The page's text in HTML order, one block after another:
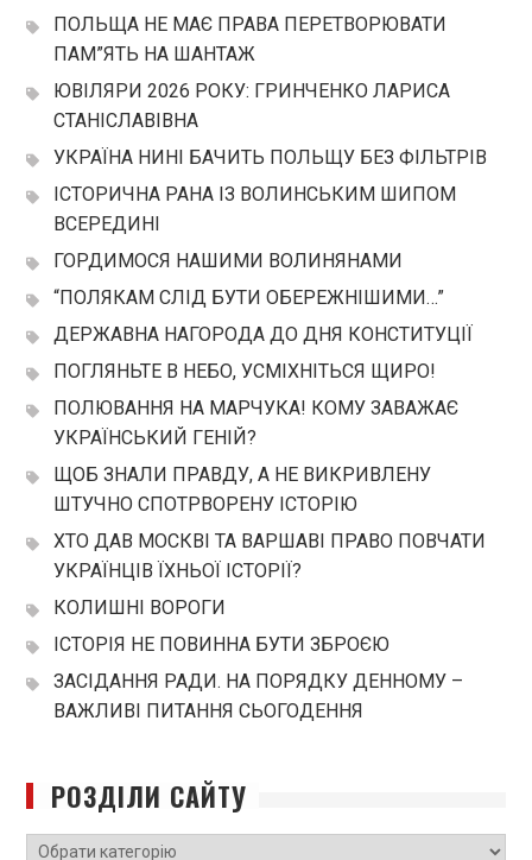
ПОЛЬЩА НЕ МАЄ ПРАВА ПЕРЕТВОРЮВАТИ
ПАМ”ЯТЬ НА ШАНТАЖ
ЮВІЛЯРИ 2026 РОКУ: ГРИНЧЕНКО ЛАРИСА
СТАНІСЛАВІВНА
УКРАЇНА НИНІ БАЧИТЬ ПОЛЬЩУ БЕЗ ФІЛЬТРІВ
ІСТОРИЧНА РАНА ІЗ ВОЛИНСЬКИМ ШИПОМ
ВСЕРЕДИНІ
ГОРДИМОСЯ НАШИМИ ВОЛИНЯНАМИ
“ПОЛЯКАМ СЛІД БУТИ ОБЕРЕЖНІШИМИ…”
ДЕРЖАВНА НАГОРОДА ДО ДНЯ КОНСТИТУЦІЇ
ПОГЛЯНЬТЕ В НЕБО, УСМІХНІТЬСЯ ЩИРО!
ПОЛЮВАННЯ НА МАРЧУКА! КОМУ ЗАВАЖАЄ
УКРАЇНСЬКИЙ ГЕНІЙ?
ЩОБ ЗНАЛИ ПРАВДУ, А НЕ ВИКРИВЛЕНУ
ШТУЧНО СПОТРВОРЕНУ ІСТОРІЮ
ХТО ДАВ МОСКВІ ТА ВАРШАВІ ПРАВО ПОВЧАТИ
УКРАЇНЦІВ ЇХНЬОЇ ІСТОРІЇ?
КОЛИШНІ ВОРОГИ
ІСТОРІЯ НЕ ПОВИННА БУТИ ЗБРОЄЮ
ЗАСІДАННЯ РАДИ. НА ПОРЯДКУ ДЕННОМУ –
ВАЖЛИВІ ПИТАННЯ СЬОГОДЕННЯ
РОЗДІЛИ САЙТУ
РОЗДІЛИ